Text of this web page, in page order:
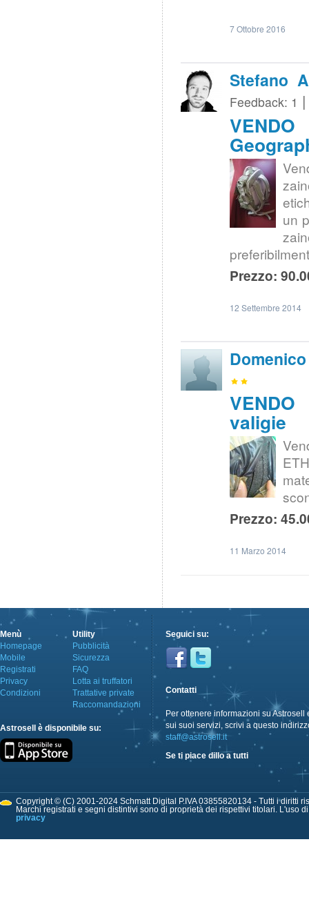
7 Ottobre 2016
Stefano
Feedback: 1
un
Prezzo:
12 Settembre 2014
valigie
Prezzo:
11 Marzo 2014
Menù
Homepage
Mobile
Registrati
Privacy
Condizioni
Utility
Pubblicità
Sicurezza
FAQ
Lotta ai truffatori
Trattative private
Raccomandazioni
Astrosell è disponibile su:
Seguici su:
Contatti
Per ottenere informazioni su Astrosell
sui suoi servizi, scrivi a questo
staff@astrosell.it
Se ti piace dillo a tutti
Copyright © (C) 2001-2024 Schmatt Digital P.IVA 03855820134 - Tutti i diritti
Marchi registrati e segni distintivi sono di proprietà dei rispettivi titolari. L'uso
privacy